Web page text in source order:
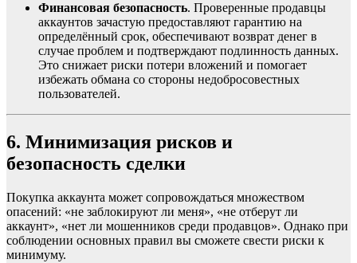
Финансовая безопасность. Проверенные продавцы
аккаунтов зачастую предоставляют гарантию на
определённый срок, обеспечивают возврат денег в
случае проблем и подтверждают подлинность данных.
Это снижает риски потери вложений и помогает
избежать обмана со стороны недобросовестных
пользователей.
6. Минимизация рисков и
безопасность сделки
Покупка аккаунта может сопровождаться множеством
опасений: «не заблокируют ли меня», «не отберут ли
аккаунт», «нет ли мошенников среди продавцов». Однако при
соблюдении основных правил вы сможете свести риски к
минимуму.